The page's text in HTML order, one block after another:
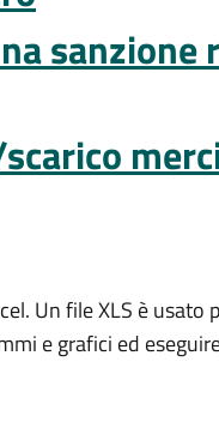
sanzione
Un file XLS è
e grafici ed